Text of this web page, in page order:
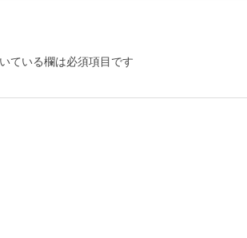
ている欄は必須項目です